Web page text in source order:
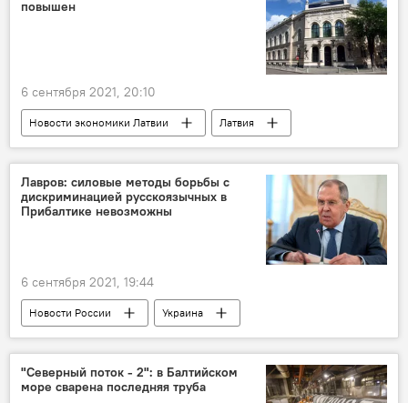
повышен
6 сентября 2021, 20:10
Новости экономики Латвии
Латвия
Банк Латвии
ВВП
Лавров: силовые методы борьбы с
дискриминацией русскоязычных в
Прибалтике невозможны
6 сентября 2021, 19:44
Новости России
Украина
русский язык
Сергей Лавров
Прибалтика
"Северный поток - 2": в Балтийском
море сварена последняя труба